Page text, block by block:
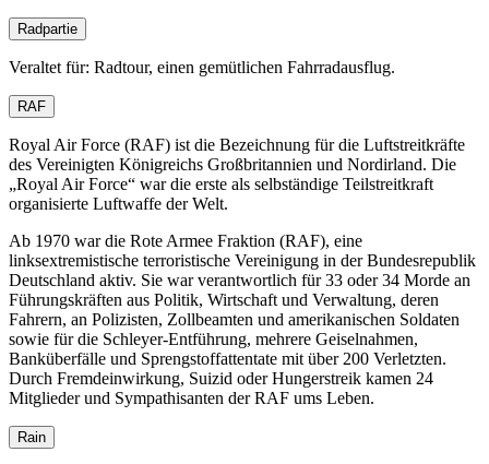
Radpartie
Veraltet für: Radtour, einen gemütlichen Fahrradausflug.
RAF
Royal Air Force (RAF) ist die Bezeichnung für die Luftstreitkräfte
des Vereinigten Königreichs Großbritannien und Nordirland. Die
Royal Air Force
war die erste als selbständige Teilstreitkraft
organisierte Luftwaffe der Welt.
Ab 1970 war die Rote Armee Fraktion (RAF), eine
linksextremistische terroristische Vereinigung in der Bundesrepublik
Deutschland aktiv. Sie war verantwortlich für 33 oder 34 Morde an
Führungskräften aus Politik, Wirtschaft und Verwaltung, deren
Fahrern, an Polizisten, Zollbeamten und amerikanischen Soldaten
sowie für die Schleyer-Entführung, mehrere Geiselnahmen,
Banküberfälle und Sprengstoffattentate mit über 200 Verletzten.
Durch Fremdeinwirkung, Suizid oder Hungerstreik kamen 24
Mitglieder und Sympathisanten der RAF ums Leben.
Rain